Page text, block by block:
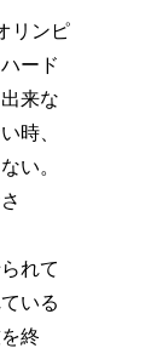
リンピ
ード
来な
時、
い。
れて
いる
終